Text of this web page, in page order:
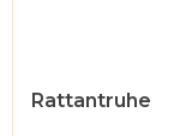
Rattantruhe